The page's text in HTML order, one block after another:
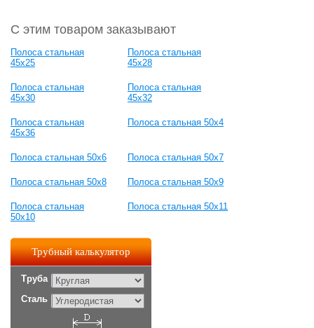
С этим товаром заказывают
Полоса стальная
45x25
Полоса стальная
45x28
Полоса стальная
45x30
Полоса стальная
45x32
Полоса стальная
45x36
Полоса стальная 50x4
Полоса стальная 50x6 Полоса стальная 50x7
Полоса стальная 50x8 Полоса стальная 50x9
Полоса стальная
50x10
Полоса стальная 50x11
Трубный калькулятор
Труба
Сталь